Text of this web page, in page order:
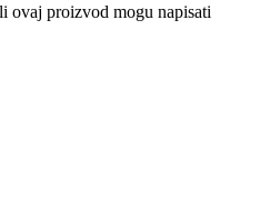
ovaj proizvod mogu napisati